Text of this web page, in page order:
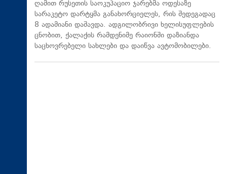
ღამით რუსეთის საოკუპაციო ჯარებმა ოდესაზე
სარაკეტო დარტყმა განახორციელეს, რის შედეგადაც
8 ადამიანი დაშავდა. ადგილობრივი ხელისუფლების
ცნობით, ქალაქის რამდენიმე რაიონში დაზიანდა
საცხოვრებელი სახლები და დაიწვა ავტომობილები.